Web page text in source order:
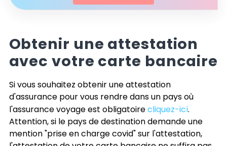
Obtenir une attestation
avec votre carte bancaire
Si vous souhaitez obtenir une attestation
d'assurance pour vous rendre dans un pays où
l'assurance voyage est obligatoirecliquez-ici.
Attention, si le pays de destination demande une
mention "prise en charge covid" sur l'attestation,